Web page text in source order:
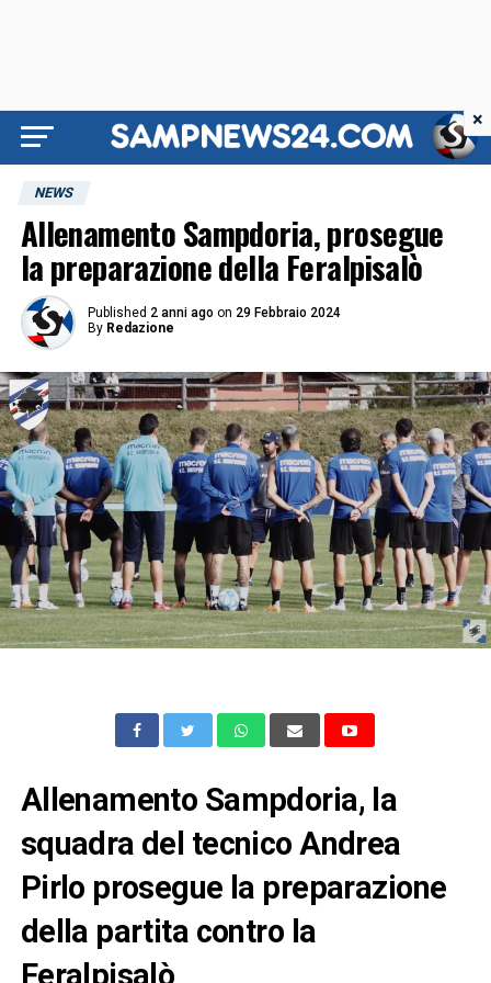
NEWS
Allenamento Sampdoria, prosegue
la preparazione della Feralpisalò
Published 2 anni ago on 29 Febbraio 2024
By Redazione
Allenamento Sampdoria, la
squadra del tecnico Andrea
Pirlo prosegue la preparazione
della partita contro la
Feralpisalò
×